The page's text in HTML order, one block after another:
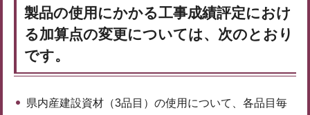
製品の使用にかかる工事成績評定におけ
る加算点の変更については、次のとおり
です。
県内産建設資材（3品目）の使用について、各品目毎